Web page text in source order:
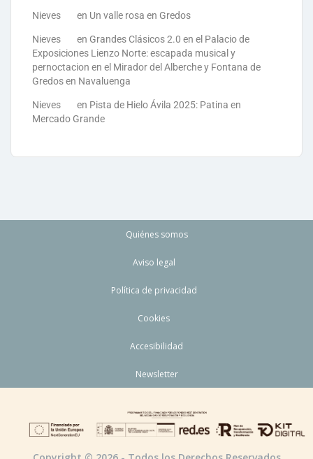
Nieves en Un valle rosa en Gredos
Nieves en Grandes Clásicos 2.0 en el Palacio de
Exposiciones Lienzo Norte: escapada musical y
pernoctacion en el Mirador del Alberche y Fontana de
Gredos en Navaluenga
Nieves en Pista de Hielo Ávila 2025: Patina en
Mercado Grande
Quiénes somos
Aviso legal
Política de privacidad
Cookies
Accesibilidad
Newsletter